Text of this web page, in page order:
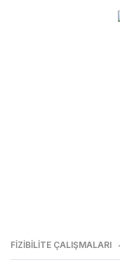
FIZIBILITE ÇALIŞMALARI